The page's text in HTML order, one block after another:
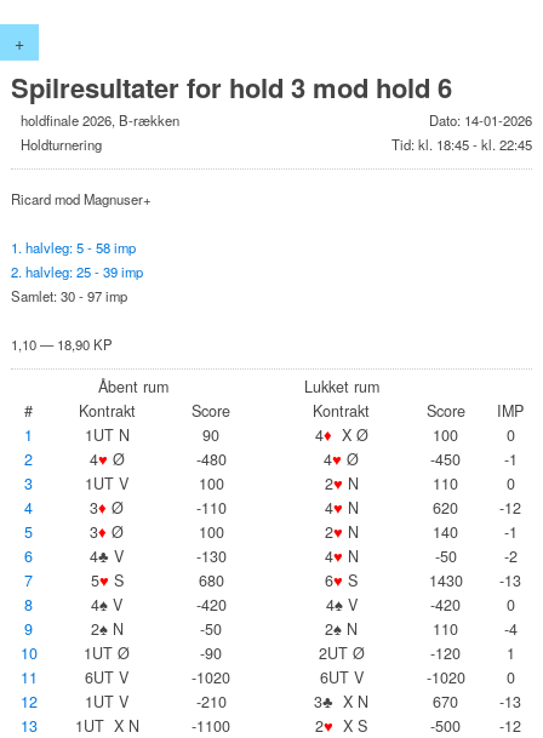
+
Spilresultater for hold 3 mod hold 6
holdfinale 2026, B-rækken
Holdturnering
Dato: 14-01-2026
Tid: kl. 18:45 - kl. 22:45
Ricard mod Magnuser+
1. halvleg: 5 - 58 imp
2. halvleg: 25 - 39 imp
Samlet: 30 - 97 imp
1,10 — 18,90 KP
Åbent rum
Lukket rum
#
Kontrakt Score Kontrakt Score
IMP
1
1UT N 90 4♦ X Ø 100
0
2
4♥ Ø -480 4♥ Ø -450
-1
3
1UT V 100 2♥ N 110
0
4
3♦ Ø -110 4♥ N 620
-12
5
3♦ Ø 100 2♥ N 140
-1
6
4♣ V -130 4♥ N -50
-2
7
5♥ S 680 6♥ S 1430
-13
8
4♠ V -420 4♠ V -420
0
9
2♠ N -50 2♠ N 110
-4
10
1UT Ø -90 2UT Ø -120
1
11
6UT V -1020 6UT V -1020
0
12
1UT V -210 3♣ X N 670
-13
13
1UT X N -1100 2♥ X S -500
-12